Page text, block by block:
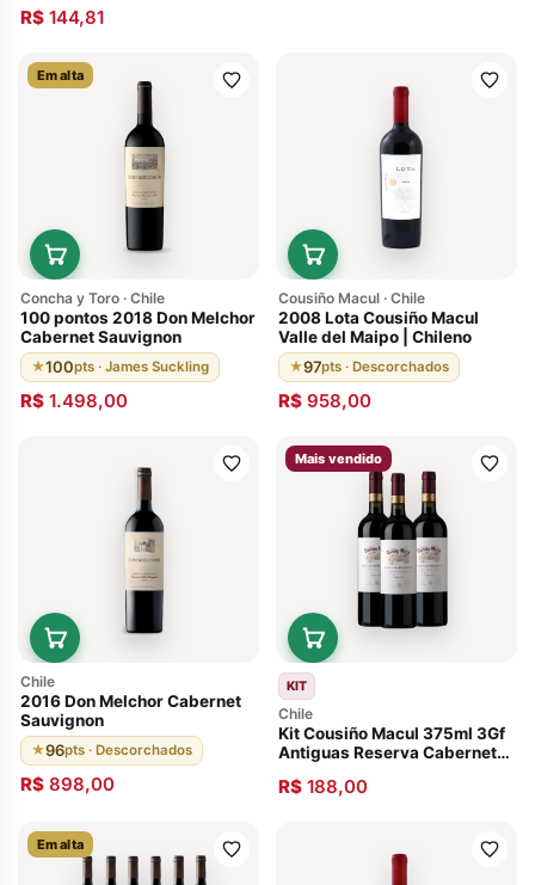
R$ 144,81
Em alta
Concha y Toro · Chile
100 pontos 2018 Don Melchor
Cabernet Sauvignon
★100pts · James Suckling
R$ 1.498,00
Cousiño Macul · Chile
2008 Lota Cousiño Macul
Valle del Maipo | Chileno
★97pts · Descorchados
R$ 958,00
Chile
2016 Don Melchor Cabernet
Sauvignon
★96pts · Descorchados
R$ 898,00
Mais vendido
KIT
Chile
Kit Cousiño Macul 375ml 3Gf
Antiguas Reserva Cabernet
R$ 188,00
Em alta